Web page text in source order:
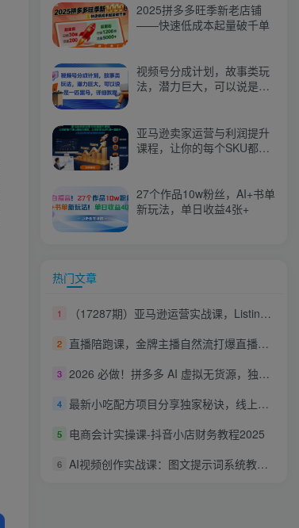
2025拼多多旺季新老店铺
——快速低成本起量破千单
视频号分成计划，故事类玩
法，潜力巨大，可以说是一
亚马逊卖家运营与利润提升
课程，让你的每个SKU都成
27个作品10w粉丝，AI+书单
新玩法，单日收益4张+
热门文章
1 （17287期）亚马逊运营实战课，Listing优化、Vine秒杀、FBA发货，快速上手，实现店铺稳定出单盈利
2 直播陪跑课，金牌主播自然流打爆直播间，复制高变现玩法
3 2026 必做！拼多多 AI 虚拟无货源，独家玩法月稳 1-2W
4 最新小吃配方项目分享独家秘诀，线上单日5张，手把手教学实操
5 电商会计实操课-抖音小店财务教程2025
6 AI视频创作实战课：图文提示词系统教学，运镜特效分镜成片落地实操